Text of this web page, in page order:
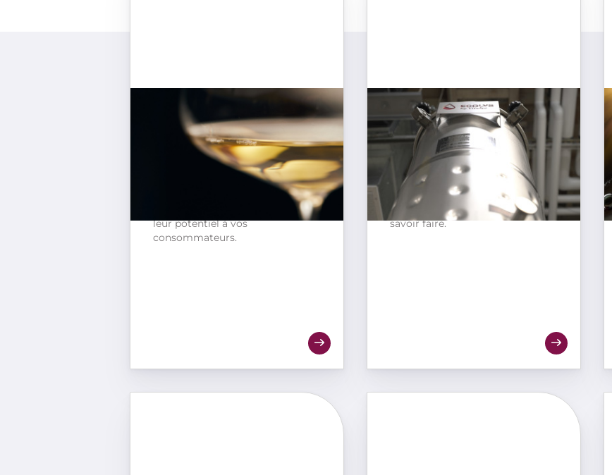
Oxygénation des moûts
avec Cilyo
Cilyo garantit la conservation des
arômes et protège vos vins
blancs et rosés du risque oxydatif.
Vos vins sont protégés jusqu’à
leur dégustation et offrent tout
leur potentiel à vos
consommateurs.
Production de levain ultra
performant
Ecolys® permet la production de
ferment à haute concentration
cellulaire grâce à un équipement
simple d’utilisation et la
transmission complète de notre
savoir faire.